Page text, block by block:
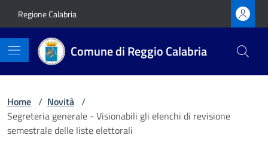
Regione Calabria
Comune di Reggio Calabria
Home / Novità /
Segreteria generale - Visionabili gli elenchi di revisione
semestrale delle liste elettorali